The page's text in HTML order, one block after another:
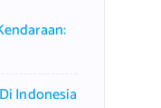
Indonesia